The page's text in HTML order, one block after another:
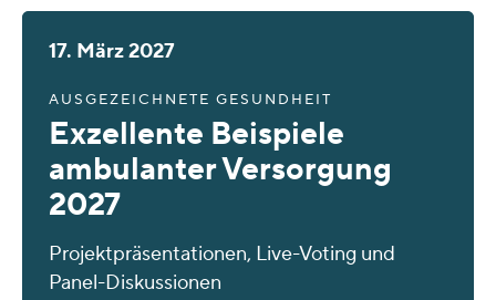
17. März 2027
AUSGEZEICHNETE GESUNDHEIT
Exzellente Beispiele
ambulanter Versorgung
2027
Projektpräsentationen, Live-Voting und
Panel-Diskussionen